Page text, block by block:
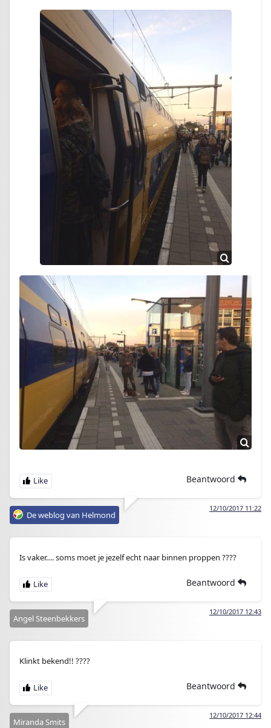
Beantwoord
12/10/2017 11:22
De weblog van Helmond
Is vaker…. soms moet je jezelf echt naar binnen proppen ????
Beantwoord
12/10/2017 12:43
Angel Steenbekkers
Klinkt bekend!! ????
Beantwoord
12/10/2017 12:44
Miranda Smits